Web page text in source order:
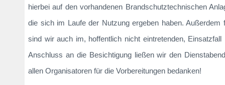
hierbei auf den vorhandenen Brandschutztechnischen
die sich im Laufe der Nutzung ergeben haben.
sind wir auch im, hoffentlich nicht eintretenden,
Anschluss an die Besichtigung ließen wir den
allen Organisatoren für die Vorbereitungen bedanken!